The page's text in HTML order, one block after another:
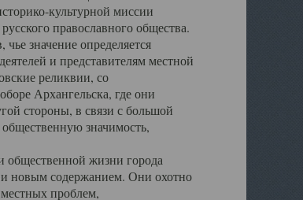
культурной миссии
православного общества.
значение определяется
и представителям местной
реликвии, со
Архангельска, где они
стороны, в связи с большой
значимость,
жизни города
новым содержанием. Они охотно
проблем,